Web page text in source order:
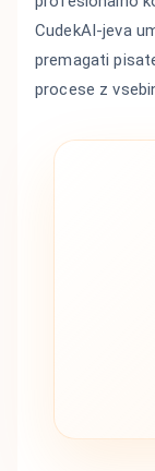
CudekAI-jeva
premagati
procese z